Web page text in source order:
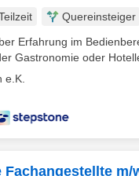
Quereinsteiger
Erfahrung im
Gastronomie oder
e.K.
Fachangestellte